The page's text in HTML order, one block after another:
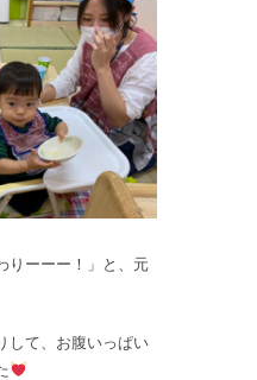
りーーー！」と、元
して、お腹いっぱい